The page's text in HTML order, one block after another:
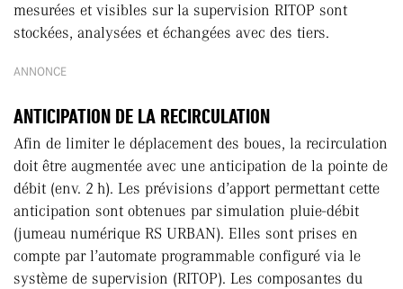
mesurées et visibles sur la supervision RITOP sont
stockées, analysées et échangées avec des tiers.
ANNONCE
ANTICIPATION DE LA RECIRCULATION
Afin de limiter le déplacement des boues, la recirculation
doit être augmentée avec une anticipation de la pointe de
débit (env. 2 h). Les prévisions d’apport permettant cette
anticipation sont obtenues par simulation pluie-débit
(jumeau numérique RS URBAN). Elles sont prises en
compte par l’automate programmable configuré via le
système de supervision (RITOP). Les composantes du